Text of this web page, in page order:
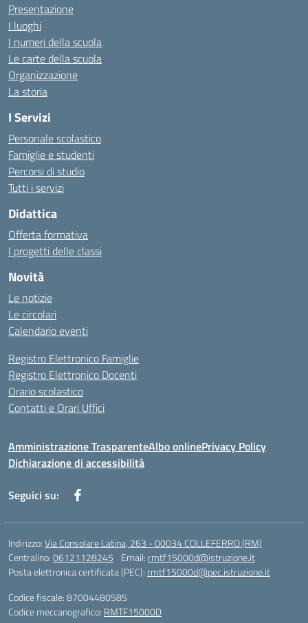
Presentazione
I luoghi
I numeri della scuola
Le carte della scuola
Organizzazione
La storia
I Servizi
Personale scolastico
Famiglie e studenti
Percorsi di studio
Tutti i servizi
Didattica
Offerta formativa
I progetti delle classi
Novità
Le notizie
Le circolari
Calendario eventi
Registro Elettronico Famiglie
Registro Elettronico Docenti
Orario scolastico
Contatti e Orari Uffici
Amministrazione TrasparenteAlbo onlinePrivacy Policy
Dichiarazione di accessibilità
Seguici su:
Indirizzo:Via Consolare Latina, 263 - 00034 COLLEFERRO (RM)
Centralino:06121128245 Email: rmtf15000d@istruzione.it
Posta elettronica certificata (PEC): rmtf15000d@pec.istruzione.it
Codice fiscale: 87004480585
Codice meccanografico: RMTF15000D